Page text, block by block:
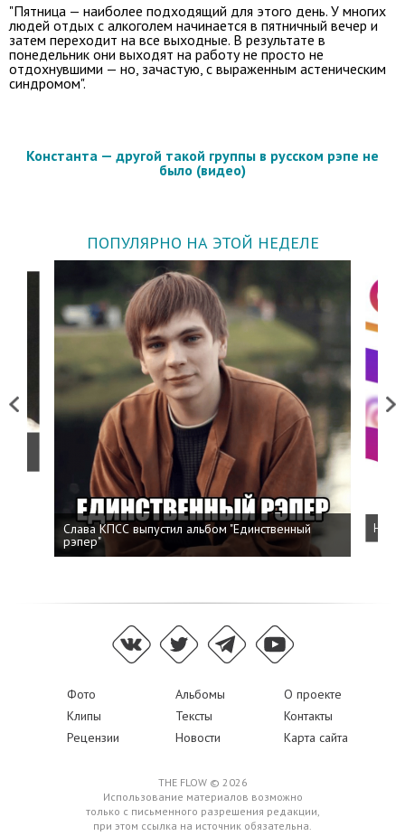
"Пятница — наиболее подходящий для этого день. У многих
людей отдых с алкоголем начинается в пятничный вечер и
затем переходит на все выходные. В результате в
понедельник они выходят на работу не просто не
отдохнувшими — но, зачастую, с выраженным астеническим
синдромом".
Константа — другой такой группы в русском рэпе не
было (видео)
ПОПУЛЯРНО НА ЭТОЙ НЕДЕЛЕ
Previous
Слава КПСС выпустил альбом "Единственный
рэпер"
Next
Фото Альбомы
О проекте
Клипы
Тексты
Контакты
Рецензии
Новости Карта сайта
THE FLOW © 2026
Использование материалов возможно
только с письменного разрешения редакции,
при этом ссылка на источник обязательна.